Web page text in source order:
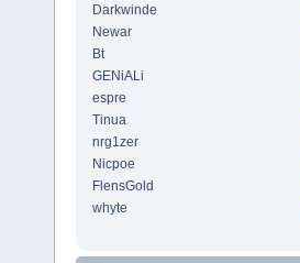
Darkwinde
Newar
Bt
GENiALi
espre
Tinua
nrg1zer
Nicpoe
FlensGold
whyte